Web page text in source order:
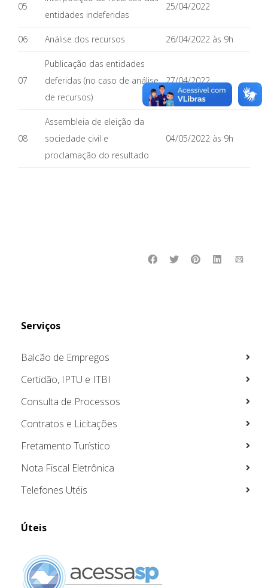
05
entidades indeferidas
25/04/2022
06 Análise dos recursos 26/04/2022 às 9h
07
Publicação das entidades
deferidas (no caso de análise
de recursos)
27/04/2022
08
Assembleia de eleição da
sociedade civil e
proclamação do resultado
04/05/2022 às 9h
Serviços
Balcão de Empregos
Certidão, IPTU e ITBI
Consulta de Processos
Contratos e Licitações
Fretamento Turístico
Nota Fiscal Eletrônica
Telefones Utéis
Úteis